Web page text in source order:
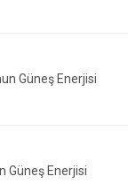
Güneş Enerjisi
Güneş Enerjisi